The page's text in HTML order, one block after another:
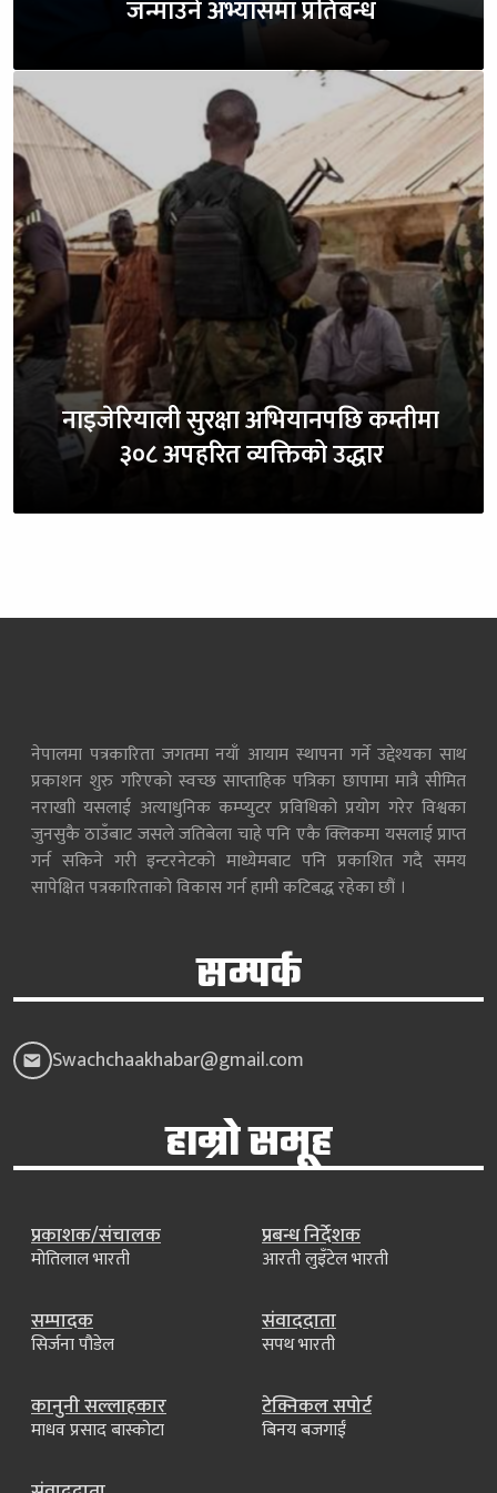
जन्माउने अभ्यासमा प्रतिबन्ध
नाइजेरियाली सुरक्षा अभियानपछि कम्तीमा
३०८ अपहरित व्यक्तिको उद्धार
नेपालमा पत्रकारिता जगतमा नयाँ आयाम स्थापना गर्ने उद्देश्यका साथ
प्रकाशन शुरु गरिएको स्वच्छ साप्ताहिक पत्रिका छापामा मात्रै सीमित
नराखाी यसलाई अत्याधुनिक कम्प्युटर प्रविधिको प्रयोग गरेर विश्वका
जुनसुकै ठाउँबाट जसले जतिबेला चाहे पनि एकै क्लिकमा यसलाई प्राप्त
गर्न सकिने गरी इन्टरनेटको माध्येमबाट पनि प्रकाशित गदै समय
सापेक्षित पत्रकारिताको विकास गर्न हामी कटिबद्ध रहेका छौं ।
सम्पर्क
Swachchaakhabar@gmail.com
हाम्रो समूह
प्रकाशक/संचालक
मोतिलाल भारती
प्रबन्ध निर्देशक
आरती लुइँटेल भारती
सम्पादक
सिर्जना पौडेल
संवाददाता
सपथ भारती
कानुनी सल्लाहकार
माधव प्रसाद बास्कोटा
टेक्निकल सपोर्ट
बिनय बजगाईं